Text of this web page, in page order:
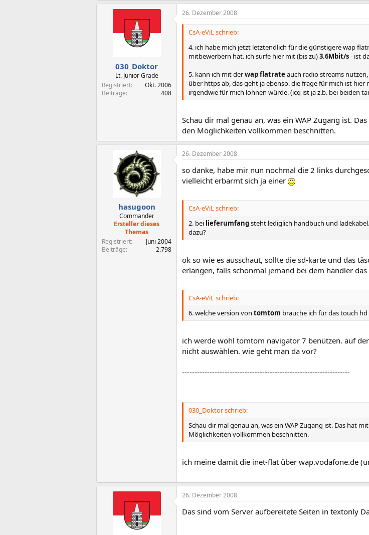
030_Doktor
Lt. Junior Grade
Registriert
Okt. 2006
Beiträge
408
26. Dezember 2008
CsA-eViL schrieb:
4. ich habe mich jetzt letztendlich für die günstigere wap
mitbewerbern hat. ich surfe hier mit (bis zu)3.6Mbit/s- ist
5. kann ich mit derwap flatrate auch radio streams
über https ab, das geht ja ebenso. die frage für mich ist
irgendwie für mich lohnen würde. (icq ist ja z.b. bei beiden
Schau dir mal genau an, was ein WAP Zugang ist.
den Möglichkeiten vollkommen beschnitten.
hasugoon
Commander
Ersteller dieses
Themas
Registriert
Juni 2004
Beiträge
2.798
26. Dezember 2008
so danke, habe mir nun nochmal die 2 links
vielleicht erbarmt sich ja einer
CsA-eViL schrieb:
2. bei lieferumfangsteht lediglich handbuch und
dazu?
ok so wie es ausschaut, sollte die sd-karte und das
erlangen, falls schonmal jemand bei dem händler
CsA-eViL schrieb:
6. welche version von tomtom brauche ich für das touch
ich werde wohl tomtom navigator 7 benützen. auf
nicht auswählen. wie geht man da vor?
-------------------------------------------------------------------
030_Doktor schrieb:
Schau dir mal genau an, was ein WAP Zugang ist. Das hat
Möglichkeiten vollkommen beschnitten.
ich meine damit die inet-flat über wap.vodafone.de
26. Dezember 2008
Das sind vom Server aufbereitete Seiten in textonly